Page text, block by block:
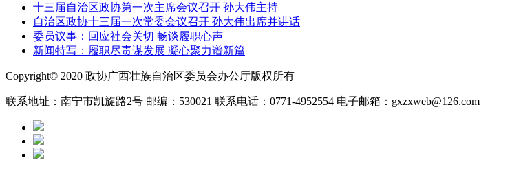
十三届自治区政协第一次主席会议召开 孙大伟主持
自治区政协十三届一次常委会议召开 孙大伟出席并讲话
委员议事：回应社会关切 畅谈履职心声
新闻特写：履职尽责谋发展 凝心聚力谱新篇
Copyright© 2020 政协广西壮族自治区委员会办公厅版权所有
联系地址：南宁市凯旋路2号 邮编：530021 联系电话：0771-4952554 电子邮箱：gxzxweb@126.com